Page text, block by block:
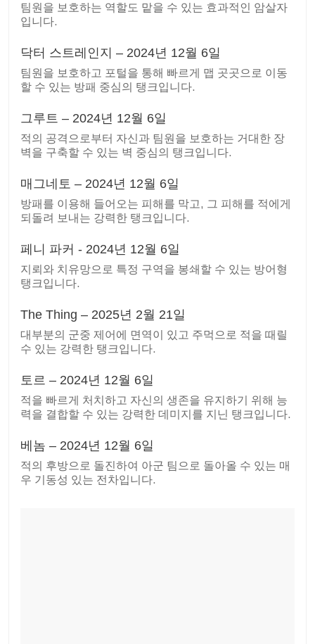
팀원을 보호하는 역할도 맡을 수 있는 효과적인 암살자
입니다.
닥터 스트레인지 – 2024년 12월 6일
팀원을 보호하고 포털을 통해 빠르게 맵 곳곳으로 이동
할 수 있는 방패 중심의 탱크입니다.
그루트 – 2024년 12월 6일
적의 공격으로부터 자신과 팀원을 보호하는 거대한 장
벽을 구축할 수 있는 벽 중심의 탱크입니다.
매그네토 – 2024년 12월 6일
방패를 이용해 들어오는 피해를 막고, 그 피해를 적에게
되돌려 보내는 강력한 탱크입니다.
페니 파커 - 2024년 12월 6일
지뢰와 치유망으로 특정 구역을 봉쇄할 수 있는 방어형
탱크입니다.
The Thing – 2025년 2월 21일
대부분의 군중 제어에 면역이 있고 주먹으로 적을 때릴
수 있는 강력한 탱크입니다.
토르 – 2024년 12월 6일
적을 빠르게 처치하고 자신의 생존을 유지하기 위해 능
력을 결합할 수 있는 강력한 데미지를 지닌 탱크입니다.
베놈 – 2024년 12월 6일
적의 후방으로 돌진하여 아군 팀으로 돌아올 수 있는 매
우 기동성 있는 전차입니다.